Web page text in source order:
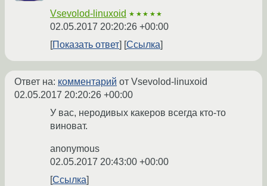
Vsevolod-linuxoid ★★★★★
02.05.2017 20:20:26 +00:00
Показать ответ
Ссылка
Ответ на: комментарий от Vsevolod-linuxoid
02.05.2017 20:20:26 +00:00
У вас, неродивых какеров всегда кто-то
виноват.
anonymous
02.05.2017 20:43:00 +00:00
Ссылка